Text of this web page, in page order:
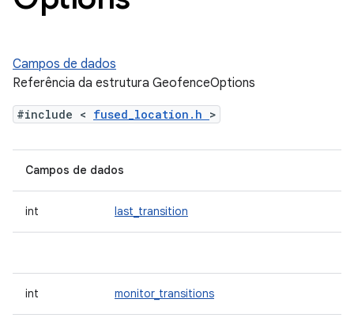
Campos de dados
Referência da estrutura GeofenceOptions
#include < fused_location.h >
Campos de dados
int last_transition
int monitor_transitions